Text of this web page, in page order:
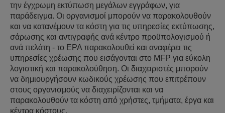
την έγχρωμη εκτύπωση μεγάλων εγγράφων, για
παράδειγμα. Οι οργανισμοί μπορούν να παρακολουθούν
και να κατανέμουν τα κόστη για τις υπηρεσίες εκτύπωσης,
σάρωσης και αντιγραφής ανά κέντρο προϋπολογισμού ή
ανά πελάτη - το EPA παρακολουθεί και αναφέρει τις
υπηρεσίες χρέωσης που εισάγονται στο MFP για εύκολη
λογιστική και παρακολούθηση. Οι διαχειριστές μπορούν
να δημιουργήσουν κωδικούς χρέωσης που επιτρέπουν
στους οργανισμούς να διαχειρίζονται και να
παρακολουθούν τα κόστη από χρήστες, τμήματα, έργα και
κέντρα κόστους.